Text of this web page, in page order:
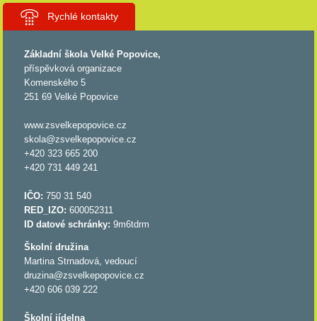
Rychlé kontakty
Základní škola Velké Popovice,
příspěvková organizace
Komenského 5
251 69 Velké Popovice
www.zsvelkepopovice.cz
skola@zsvelkepopovice.cz
+420 323 665 200
+420 731 449 241
IČO:750 31 540
RED_IZO: 600052311
ID datové schránky:9m6tdrm
Školní družina
Martina Strnadová, vedoucí
druzina@zsvelkepopovice.cz
+420 606 039 222
Školní jídelna